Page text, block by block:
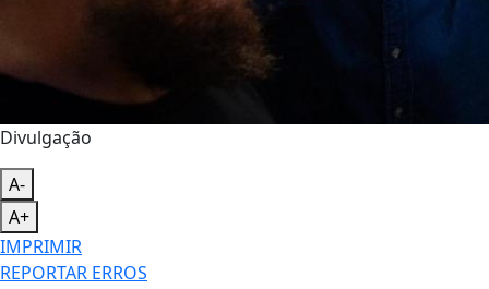
Divulgação
A-
A+
IMPRIMIR
REPORTAR ERROS